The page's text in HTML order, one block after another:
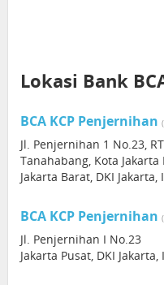
Lokasi Bank
BCA KCP Penjernihan
Jl. Penjernihan 1 No.23,
Tanahabang, Kota Jakarta
Jakarta Barat, DKI
BCA KCP Penjernihan
Jl. Penjernihan I No.23
Jakarta Pusat, DKI